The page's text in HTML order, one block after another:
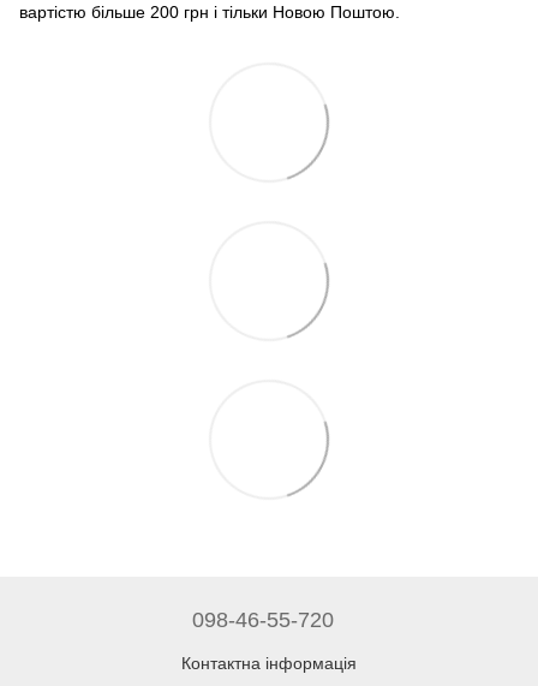
вартістю більше 200 грн і тільки Новою Поштою.
098-46-55-720
Контактна інформація